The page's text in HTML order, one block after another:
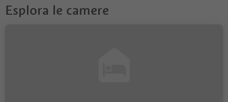
Esplora le camere